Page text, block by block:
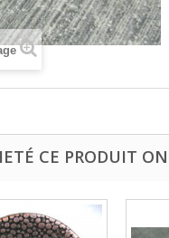
CE PRODUIT